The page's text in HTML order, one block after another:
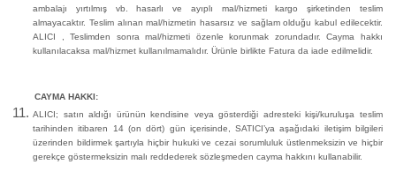
ambalajı yırtılmış vb. hasarlı ve ayıplı mal/hizmeti kargo şirketinden teslim
almayacaktır. Teslim alınan mal/hizmetin hasarsız ve sağlam olduğu kabul edilecektir.
ALICI , Teslimden sonra mal/hizmeti özenle korunmak zorundadır. Cayma hakkı
kullanılacaksa mal/hizmet kullanılmamalıdır. Ürünle birlikte Fatura da iade edilmelidir.
CAYMA HAKKI:
ALICI; satın aldığı ürünün kendisine veya gösterdiği adresteki kişi/kuruluşa teslim
tarihinden itibaren 14 (on dört) gün içerisinde, SATICI’ya aşağıdaki iletişim bilgileri
üzerinden bildirmek şartıyla hiçbir hukuki ve cezai sorumluluk üstlenmeksizin ve hiçbir
gerekçe göstermeksizin malı reddederek sözleşmeden cayma hakkını kullanabilir.